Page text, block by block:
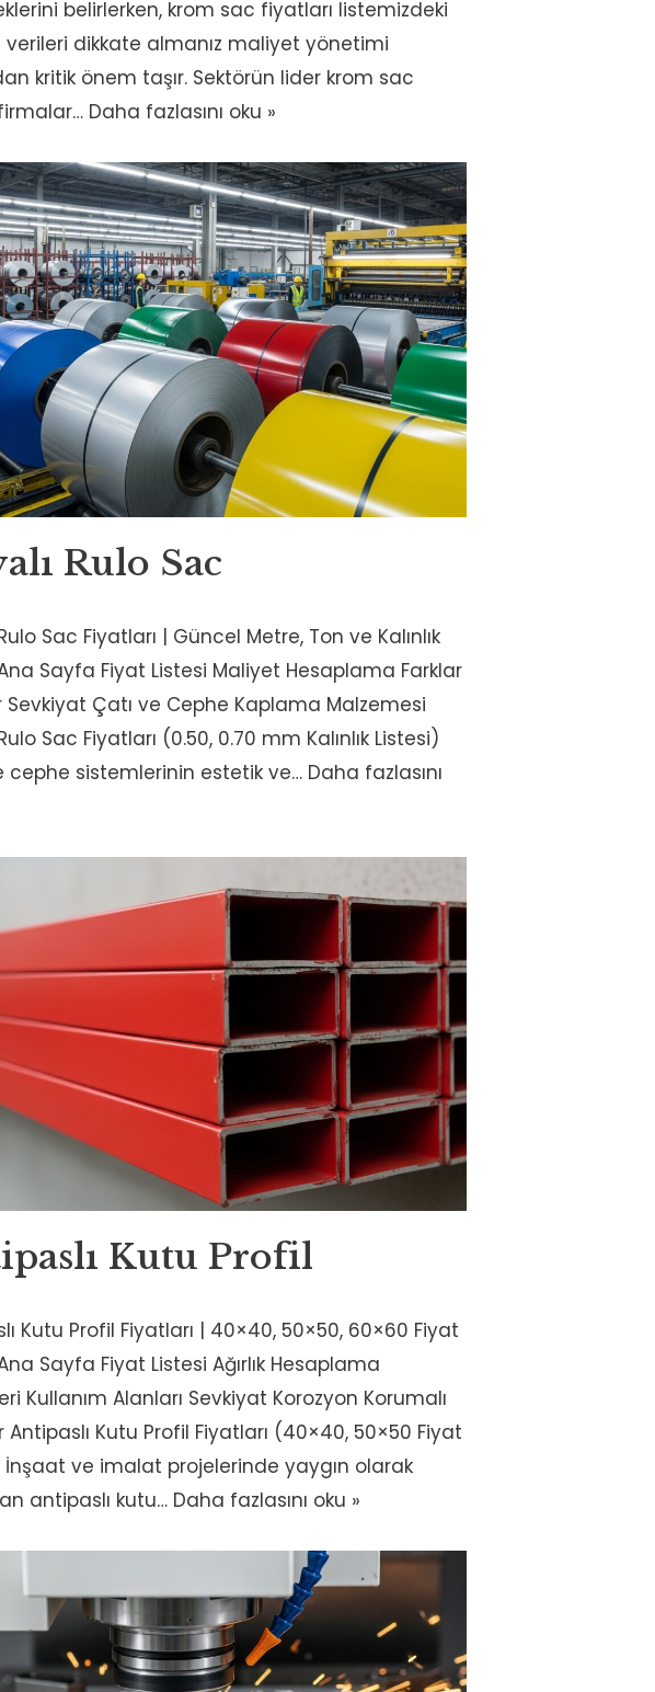
belirlerken, krom sac fiyatları listemizdeki
dikkate almanız maliyet yönetimi
kritik önem taşır. Sektörün lider krom sac
Daha fazlasını oku »
Rulo Sac
Sac Fiyatları | Güncel Metre, Ton ve Kalınlık
Sayfa Fiyat Listesi Maliyet Hesaplama Farklar
Sevkiyat Çatı ve Cephe Kaplama Malzemesi
Sac Fiyatları (0.50, 0.70 mm Kalınlık Listesi)
cephe sistemlerinin estetik ve… Daha fazlasını
Kutu Profil
Kutu Profil Fiyatları | 40×40, 50×50, 60×60 Fiyat
Sayfa Fiyat Listesi Ağırlık Hesaplama
Kullanım Alanları Sevkiyat Korozyon Korumalı
Antipaslı Kutu Profil Fiyatları (40×40, 50×50 Fiyat
İnşaat ve imalat projelerinde yaygın olarak
antipaslı kutu… Daha fazlasını oku »